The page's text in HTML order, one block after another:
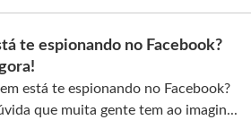
te espionando no Facebook?
está te espionando no Facebook?
que muita gente tem ao imagin...